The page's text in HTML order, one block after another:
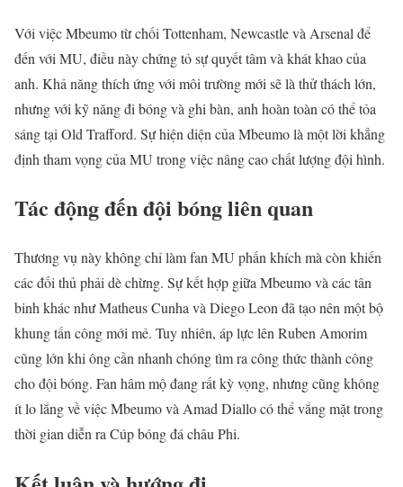
Với việc Mbeumo từ chối Tottenham, Newcastle và Arsenal để
đến với MU, điều này chứng tỏ sự quyết tâm và khát khao của
anh. Khả năng thích ứng với môi trường mới sẽ là thử thách lớn,
nhưng với kỹ năng đi bóng và ghi bàn, anh hoàn toàn có thể tỏa
sáng tại Old Trafford. Sự hiện diện của Mbeumo là một lời khẳng
định tham vọng của MU trong việc nâng cao chất lượng đội hình.
Tác động đến đội bóng liên quan
Thương vụ này không chỉ làm fan MU phấn khích mà còn khiến
các đối thủ phải dè chừng. Sự kết hợp giữa Mbeumo và các tân
binh khác như Matheus Cunha và Diego Leon đã tạo nên một bộ
khung tấn công mới mẻ. Tuy nhiên, áp lực lên Ruben Amorim
cũng lớn khi ông cần nhanh chóng tìm ra công thức thành công
cho đội bóng. Fan hâm mộ đang rất kỳ vọng, nhưng cũng không
ít lo lắng về việc Mbeumo và Amad Diallo có thể vắng mặt trong
thời gian diễn ra Cúp bóng đá châu Phi.